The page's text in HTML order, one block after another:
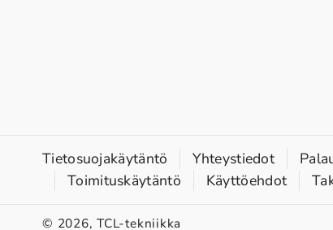
Tietosuojakäytäntö Yhteystiedot
Toimituskäytäntö
Käyttöehdot
© 2026,TCL-tekniikka